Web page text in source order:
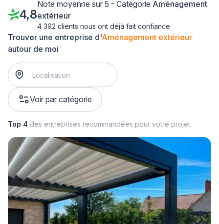
Trouver une entreprise d'Aménagement extérieur
autour de moi
Voir par catégorie
4,8
Note moyenne sur 5 - Catégorie Aménagement
extérieur
4 392 clients nous ont déjà fait confiance
Top 4 des entreprises recommandées pour votre projet